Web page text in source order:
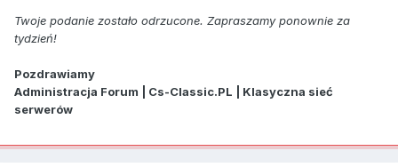
Twoje podanie zostało odrzucone. Zapraszamy ponownie za
tydzień!
Pozdrawiamy
Administracja Forum | Cs-Classic.PL | Klasyczna sieć
serwerów